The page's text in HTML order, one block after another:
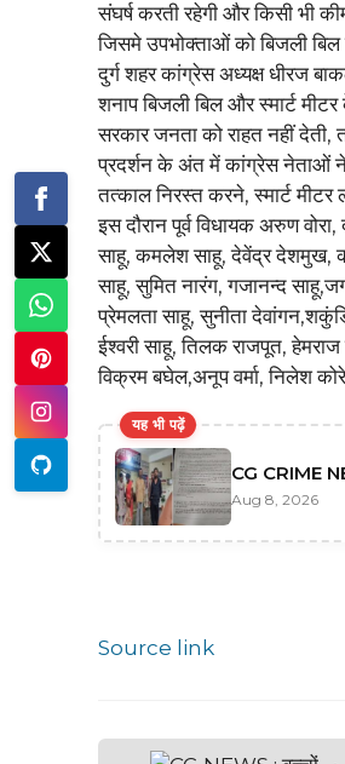
संघर्ष करती रहेगी और किसी भी
जिसमे उपभोक्ताओं को बिजली बिल
दुर्ग शहर कांग्रेस अध्यक्ष धीरज
शनाप बिजली बिल और स्मार्ट
सरकार जनता को राहत नहीं देती,
प्रदर्शन के अंत में कांग्रेस नेताओं ने
तत्काल निरस्त करने, स्मार्ट
इस दौरान पूर्व विधायक अरुण
साहू, कमलेश साहू, देवेंद्र देशमुख,
साहू, सुमित नारंग, गजानन्द
प्रेमलता साहू, सुनीता
ईश्वरी साहू, तिलक राजपूत, हेमराज
विक्रम बघेल,अनूप वर्मा, निलेश
यह भी पढ़ें
CG CRIME
Aug 8, 2026
Source link